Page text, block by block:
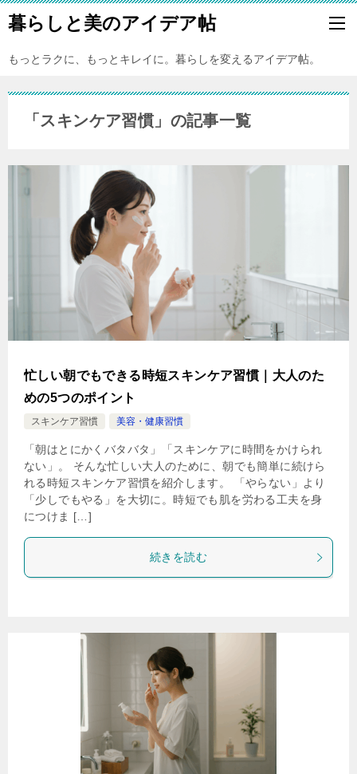
暮らしと美のアイデア帖
もっとラクに、もっとキレイに。暮らしを変えるアイデア帖。
「スキンケア習慣」の記事一覧
忙しい朝でもできる時短スキンケア習慣｜大人のた
めの5つのポイント
スキンケア習慣 美容・健康習慣
「朝はとにかくバタバタ」「スキンケアに時間をかけられ
ない」。 そんな忙しい大人のために、朝でも簡単に続けら
れる時短スキンケア習慣を紹介します。 「やらない」より
「少しでもやる」を大切に。時短でも肌を労わる工夫を身
につけま […]
続きを読む